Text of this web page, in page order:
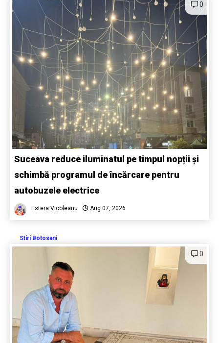
0
Suceava reduce iluminatul pe timpul nopții și
schimbă programul de încărcare pentru
autobuzele electrice
Estera Vicoleanu Aug 07, 2026
Stiri Botosani
0